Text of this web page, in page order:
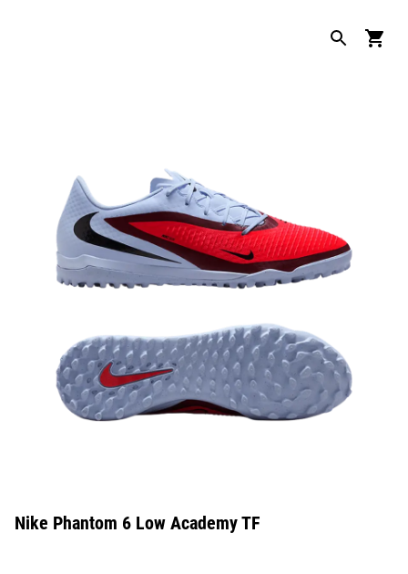
Nike Phantom 6 Low Academy TF